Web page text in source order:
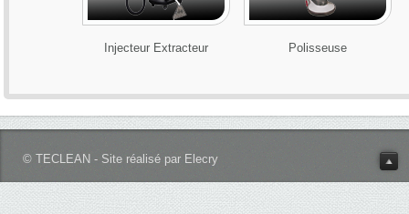
Injecteur Extracteur Polisseuse
© TECLEAN - Site réalisé par Elecry